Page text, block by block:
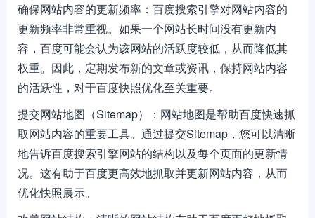
确保网站内容的更新频率：百度搜索引擎对网站内容的
更新频率非常重视。如果一个网站长时间没有更新内
容，百度可能会认为该网站的活跃度较低，从而降低其
权重。因此，定期发布新的文章或资讯，保持网站内容
的活跃性，对于百度快照优化至关重要。
提交网站地图（Sitemap）：网站地图是帮助百度快速抓
取网站内容的重要工具。通过提交Sitemap，您可以清晰
地告诉百度搜索引擎网站的结构以及每个页面的更新情
况。这有助于百度更高效地抓取并更新网站内容，从而
优化快照展示。